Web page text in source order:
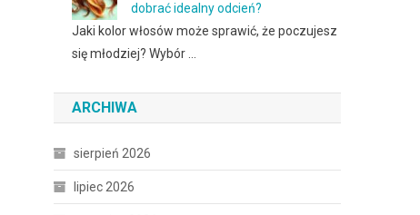
dobrać idealny odcień?
Jaki kolor włosów może sprawić, że poczujesz
się młodziej? Wybór …
ARCHIWA
sierpień 2026
lipiec 2026